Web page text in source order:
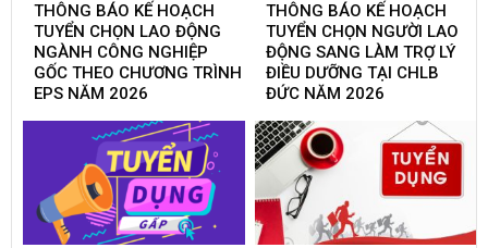
THÔNG BÁO KẾ HOẠCH
TUYỂN CHỌN LAO ĐỘNG
NGÀNH CÔNG NGHIỆP
GỐC THEO CHƯƠNG TRÌNH
EPS NĂM 2026
THÔNG BÁO KẾ HOẠCH
TUYỂN CHỌN NGƯỜI LAO
ĐỘNG SANG LÀM TRỢ LÝ
ĐIỀU DƯỠNG TẠI CHLB
ĐỨC NĂM 2026